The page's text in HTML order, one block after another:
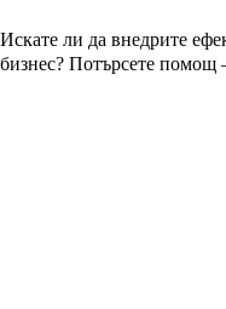
Искате ли да внедрите
бизнес? Потърсете помощ